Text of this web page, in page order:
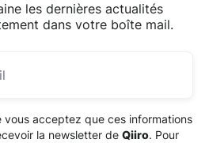
les dernières actualités
dans votre boîte mail.
vous acceptez que ces informations
la newsletter de Qiiro. Pour